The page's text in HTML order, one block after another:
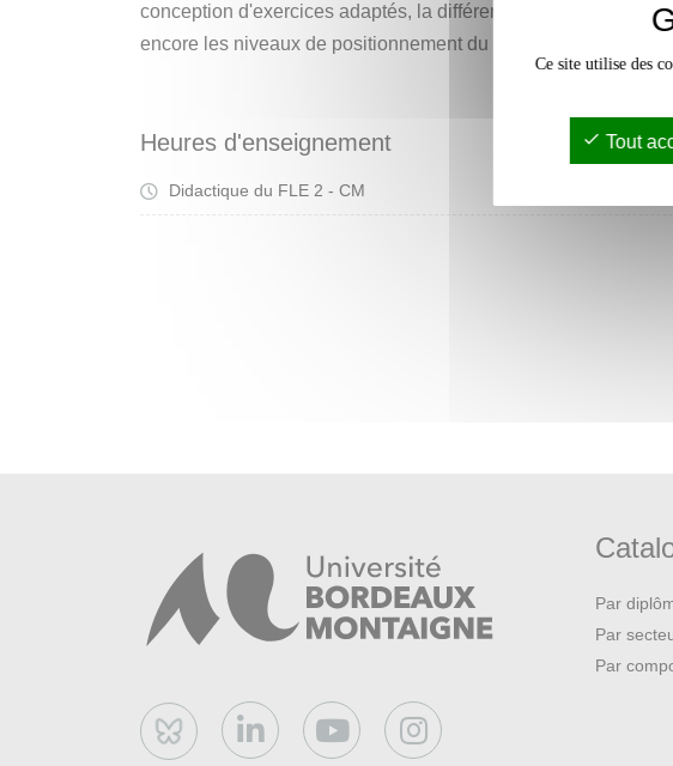
conception d'exercices adaptés, la différence entre
encore les niveaux de positionnement du CECRL
Heures d'enseignement
Didactique du FLE 2 - CM
Bluesky
Par
Par
Par
Ce site utilise des
Tout